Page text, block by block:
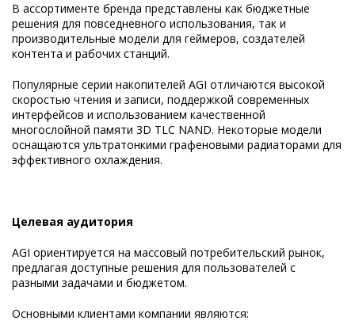
В ассортименте бренда представлены как бюджетные
решения для повседневного использования, так и
производительные модели для геймеров, создателей
контента и рабочих станций.
Популярные серии накопителей AGI отличаются высокой
скоростью чтения и записи, поддержкой современных
интерфейсов и использованием качественной
многослойной памяти 3D TLC NAND. Некоторые модели
оснащаются ультратонкими графеновыми радиаторами для
эффективного охлаждения.
Целевая аудитория
AGI ориентируется на массовый потребительский рынок,
предлагая доступные решения для пользователей с
разными задачами и бюджетом.
Основными клиентами компании являются: